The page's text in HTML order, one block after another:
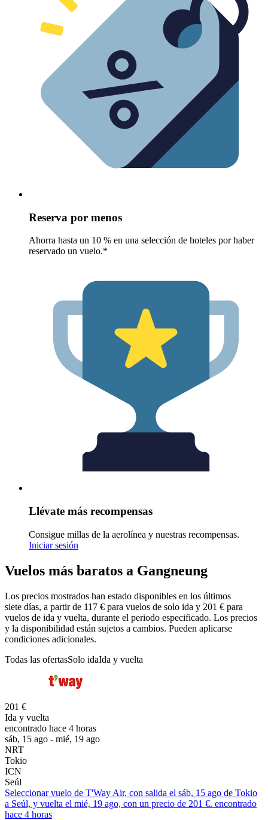
Reserva por menos
Ahorra hasta un 10 % en una selección de hoteles por haber
reservado un vuelo.*
Llévate más recompensas
Consigue millas de la aerolínea y nuestras recompensas.
Iniciar sesión
Vuelos más baratos a Gangneung
Los precios mostrados han estado disponibles en los últimos
siete días, a partir de 117 € para vuelos de solo ida y 201 € para
vuelos de ida y vuelta, durante el periodo especificado. Los precios
y la disponibilidad están sujetos a cambios. Pueden aplicarse
condiciones adicionales.
Todas las ofertasSolo idaIda y vuelta
201 €
Ida y vuelta
encontrado hace 4 horas
sáb, 15 ago - mié, 19 ago
NRT
Tokio
ICN
Seúl
Seleccionar vuelo de T'Way Air, con salida el sáb, 15 ago de Tokio
a Seúl, y vuelta el mié, 19 ago, con un precio de 201 €. encontrado
hace 4 horas